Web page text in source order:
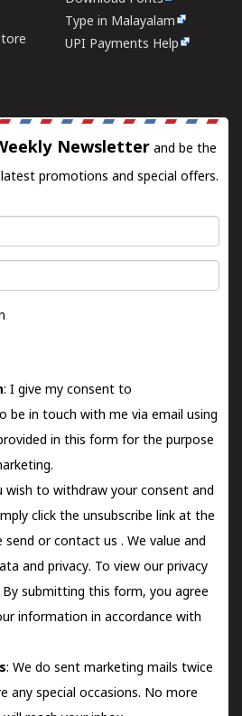
Type in Malayalam
UPI Payments Help
Newsletter and be the
promotions and special offers.
: I give my consent to
be in touch with me via email using
in this form for the purpose
wish to withdraw your consent and
click the unsubscribe link at the
send orcontact us . We value and
and privacy. To view our privacy
By submitting this form, you agree
information in accordance with
: We do sent marketing mails twice
any special occasions. No more